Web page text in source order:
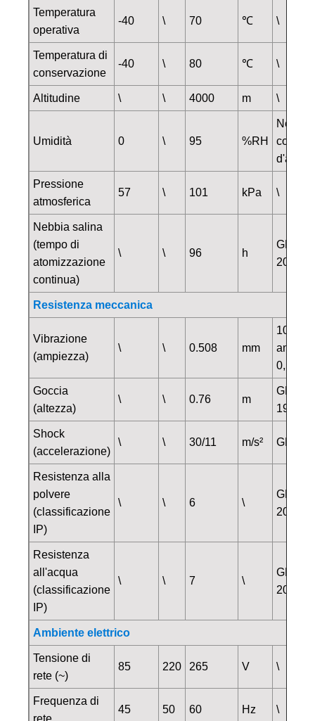
Temperatura
operativa
-40 \ 70 ℃ \
Temperatura di
conservazione
-40 \ 80 ℃ \
Altitudine \ \ 4000 m \
Umidità 0 \ 95 %RH
Pressione
atmosferica
57 \ 101 kPa \
Nebbia salina
(tempo di
atomizzazione
continua)
\ \ 96 h
GB/
2012
Resistenza meccanica
Vibrazione
(ampiezza)
\ \ 0.508 mm
10~60
0,508
Goccia
(altezza)
\ \ 0.76 m
GB/
1995
Shock
(accelerazione)
\ \ 30/11 m/s² GB/T
Resistenza alla
polvere
(classificazione
IP)
\ \ 6 \
GB/
2017
Resistenza
all'acqua
(classificazione
IP)
\ \ 7 \
GB/
2017
Ambiente elettrico
Tensione di
rete (~)
85 220 265 V \
Frequenza di
45 50 60 Hz \